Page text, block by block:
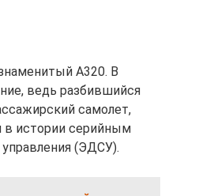
A320. В
ведь разбившийся
самолет,
в истории серийным
(ЭДСУ).